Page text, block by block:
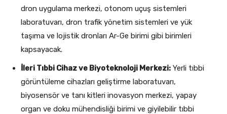
dron uygulama merkezi, otonom uçuş sistemleri
laboratuvarı, dron trafik yönetim sistemleri ve yük
taşıma ve lojistik dronları Ar-Ge birimi gibi birimleri
kapsayacak.
İleri Tıbbi Cihaz ve Biyoteknoloji Merkezi: Yerli tıbbi
görüntüleme cihazları geliştirme laboratuvarı,
biyosensör ve tanı kitleri inovasyon merkezi, yapay
organ ve doku mühendisliği birimi ve giyilebilir tıbbi